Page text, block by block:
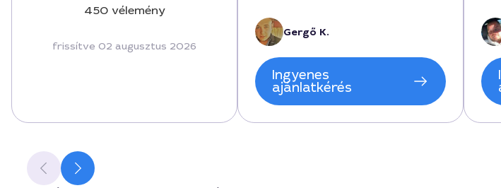
450 vélemény
frissítve 02 augusztus 2026
végrehajtási ütemtervet. A
megbeszélés során kiemelt figyelmet
fordítottak a munka
megvalósíthatóságára, és a
tanácsadó végig elérhető volt. A
díjszabás 180000 forint körül
tanácsadás esetében, ami megfelelt
Gergő K.
Ingyenes
ajánlatkérés
A
ha